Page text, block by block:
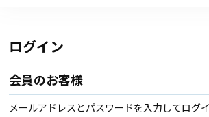
ログイン
会員のお客様
メールアドレスとパスワードを入力してログ